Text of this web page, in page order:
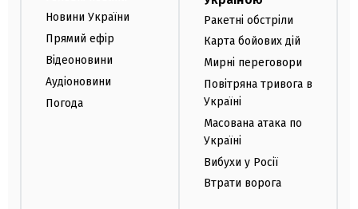
Новини України
Прямий ефір
Відеоновини
Аудіоновини
Погода
Ракетні обстріли
Карта бойових дій
Мирні переговори
Повітряна тривога в
Україні
Масована атака по
Україні
Вибухи у Росії
Втрати ворога